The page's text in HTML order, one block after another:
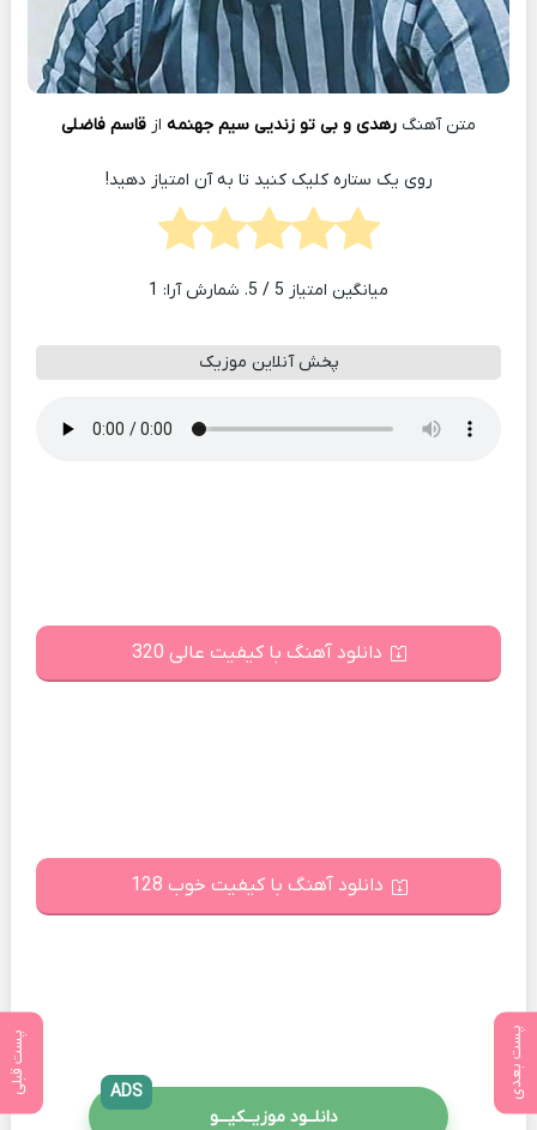
پست بعدی پست قبلی
متن آهنگ رهدی و بی تو زندیی سیم جهنمه از قاسم فاضلی
روی یک ستاره کلیک کنید تا به آن امتیاز دهید!
میانگین امتیاز 5 / 5. شمارش آرا: 1
پخش آنلاین موزیک
دانلود آهنگ با کیفیت عالی 320
دانلود آهنگ با کیفیت خوب 128
دانلــود موزیــکیـــو
ADS